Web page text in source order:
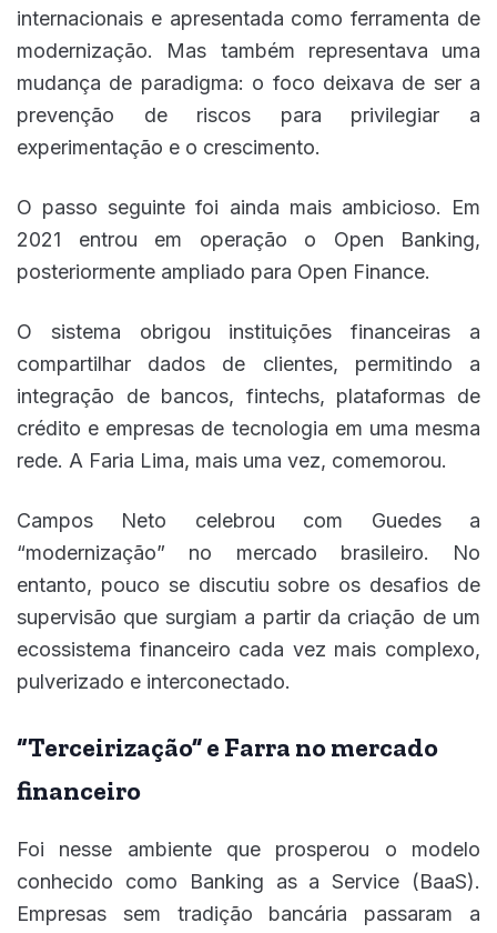
internacionais e apresentada como ferramenta de
modernização. Mas também representava uma
mudança de paradigma: o foco deixava de ser a
prevenção de riscos para privilegiar a
experimentação e o crescimento.
O passo seguinte foi ainda mais ambicioso. Em
2021 entrou em operação o Open Banking,
posteriormente ampliado para Open Finance.
O sistema obrigou instituições financeiras a
compartilhar dados de clientes, permitindo a
integração de bancos, fintechs, plataformas de
crédito e empresas de tecnologia em uma mesma
rede. A Faria Lima, mais uma vez, comemorou.
Campos Neto celebrou com Guedes a
“modernização” no mercado brasileiro. No
entanto, pouco se discutiu sobre os desafios de
supervisão que surgiam a partir da criação de um
ecossistema financeiro cada vez mais complexo,
pulverizado e interconectado.
“Terceirização” e Farra no mercado
financeiro
Foi nesse ambiente que prosperou o modelo
conhecido como Banking as a Service (BaaS).
Empresas sem tradição bancária passaram a